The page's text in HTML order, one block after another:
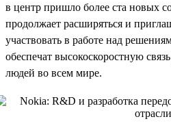
в центр пришло более ста новых
продолжает расширяться и
участвовать в работе над
обеспечат высокоскоростную
людей во всем мире.